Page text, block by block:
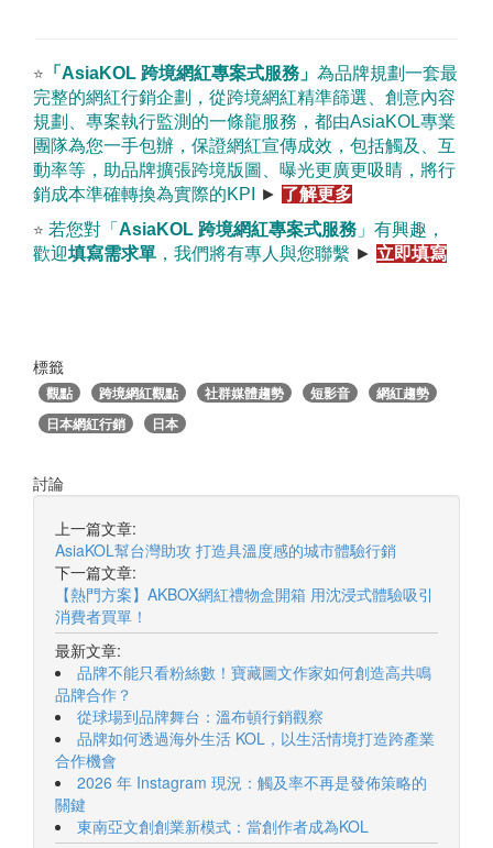
⭐ 「 AsiaKOL 跨境網紅專案式服務 」 為品牌規劃一套最
完整的網紅行銷企劃，從跨境網紅精準篩選、創意內容
規劃、專案執行監測的一條龍服務，都由AsiaKOL專業
團隊為您一手包辦，保證網紅宣傳成效，包括觸及、互
動率等，助品牌擴張跨境版圖、曝光更廣更吸睛，將行
銷成本準確轉換為實際的KPI ► 了解更多
⭐ 若您對「 AsiaKOL 跨境網紅專案式服務 」有興趣，
歡迎填寫需求單 ，我們將有專人與您聯繫 ► 立即填寫
標籤
觀點 跨境網紅觀點 社群媒體趨勢 短影音
網紅趨勢
日本網紅行銷
日本
討論
上一篇文章:
AsiaKOL幫台灣助攻 打造具溫度感的城市體驗行銷
下一篇文章:
【熱門方案】AKBOX網紅禮物盒開箱 用沈浸式體驗吸引
消費者買單！
最新文章:
品牌不能只看粉絲數！寶藏圖文作家如何創造高共鳴
品牌合作？
從球場到品牌舞台：溫布頓行銷觀察
品牌如何透過海外生活 KOL，以生活情境打造跨產業
合作機會
2026 年 Instagram 現況：觸及率不再是發佈策略的
關鍵
東南亞文創創業新模式：當創作者成為KOL